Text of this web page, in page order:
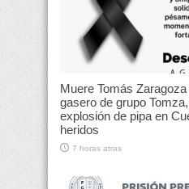
Muere Tomás
gasero de grupo
explosión de pipa en
heridos
7 horas atras